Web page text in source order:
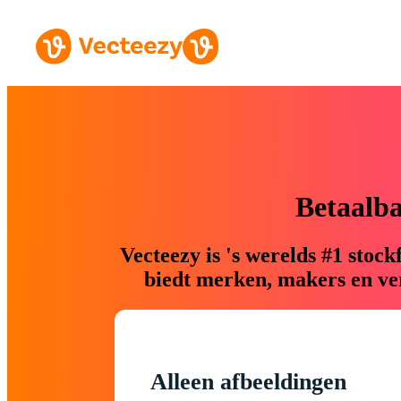
Vecteezy is 's werelds #1
biedt merken, makers en
Alleen afbeeldingen